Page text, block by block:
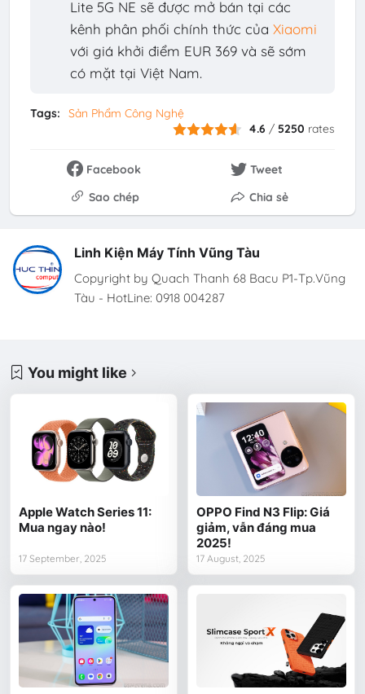
Lite 5G NE sẽ được mở bán tại các
kênh phân phối chính thức củaXiaomi
với giá khởi điểm EUR 369 và sẽ sớm
có mặt tại Việt Nam.
Tags:
Sản Phẩm Công Nghệ
4.6 /5250 rates
Facebook
Tweet
Sao chép
Chia sẻ
Linh Kiện Máy Tính Vũng Tàu
Copyright by Quach Thanh 68 Bacu P1-Tp.Vũng
Tàu - HotLine: 0918 004287
You might like
Apple Watch Series 11:
Mua ngay nào!
17 September, 2025
OPPO Find N3 Flip: Giá
giảm, vẫn đáng mua
2025!
17 August, 2025